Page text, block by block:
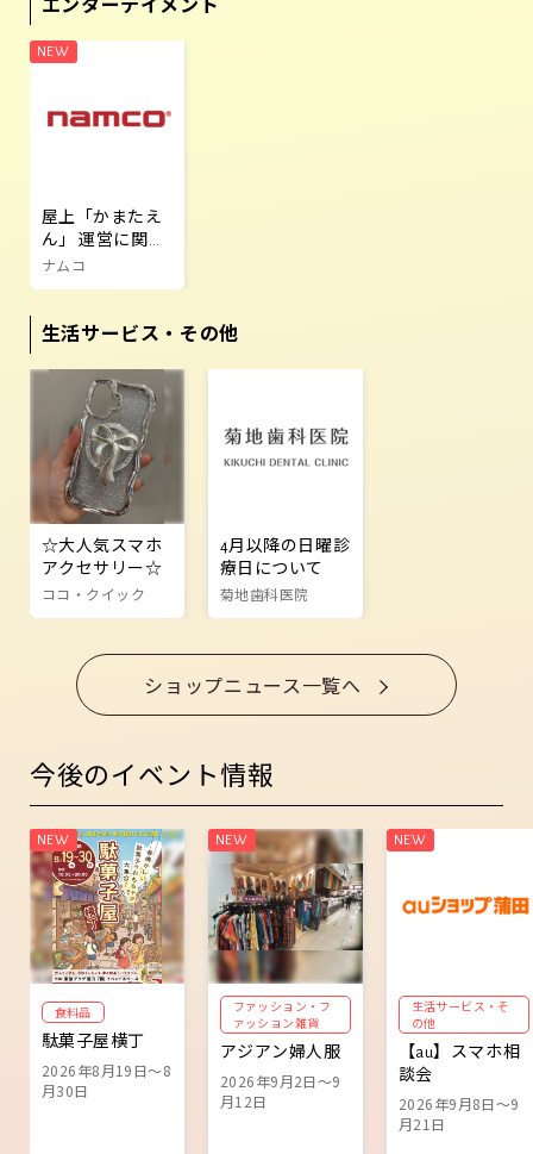
屋上「かまたえ
ん」 運営に関す
るご案内
ナムコ
生活サービス・その他
☆大人気スマホ
アクセサリー☆
ココ・クイック
4月以降の日曜診
療日について
菊地歯科医院
ショップニュース一覧へ
今後のイベント情報
食料品
駄菓子屋横丁
2026年8月19日～8
月30日
ファッション・フ
ァッション雑貨
アジアン婦人服
2026年9月2日～9
月12日
生活サービス・そ
の他
【au】スマホ相
談会
2026年9月8日～9
月21日